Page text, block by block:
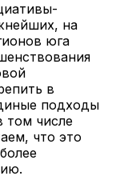
на
юга
в
подходы
том числе
что это